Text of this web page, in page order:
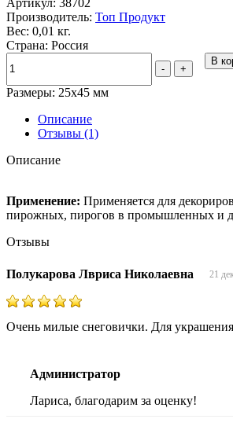
Производитель: Топ Продукт
Вес: 0,01 кг.
Страна: Россия
- +
В
Размеры: 25х45 мм
Описание
Отзывы (1)
Описание
Применение: Применяется для
пирожных, пирогов в промышленных и
Отзывы
Полукарова Лвриса Николаевна 21
Очень милые снеговички. Для
Администратор
Лариса, благодарим за оценку!